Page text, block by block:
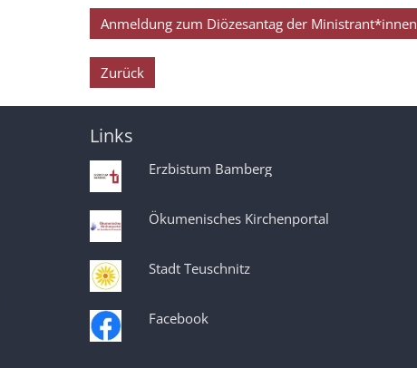
Anmeldung zum Diözesantag der Ministrant*innen
Zurück
Links
Erzbistum Bamberg
Ökumenisches Kirchenportal
Stadt Teuschnitz
Facebook